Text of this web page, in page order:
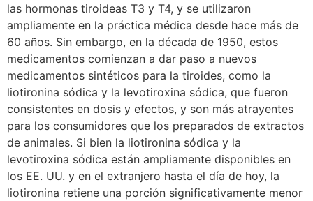
las hormonas tiroideas T3 y T4, y se utilizaron
ampliamente en la práctica médica desde hace más de
60 años. Sin embargo, en la década de 1950, estos
medicamentos comienzan a dar paso a nuevos
medicamentos sintéticos para la tiroides, como la
liotironina sódica y la levotiroxina sódica, que fueron
consistentes en dosis y efectos, y son más atrayentes
para los consumidores que los preparados de extractos
de animales. Si bien la liotironina sódica y la
levotiroxina sódica están ampliamente disponibles en
los EE. UU. y en el extranjero hasta el día de hoy, la
liotironina retiene una porción significativamente menor